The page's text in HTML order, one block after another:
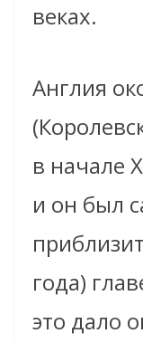
веках.
Англия
в начале
и он был
года)
это дало